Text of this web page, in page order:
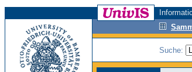
Suche: